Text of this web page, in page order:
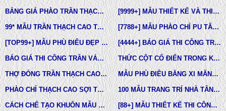
BẢNG GIÁ PHÀO TRẦN THẠCH CAO TÂN CỔ ĐIỂN [9999+] MẪU THIẾT KẾ VÀ THI CÔNG TRẦN THẠCH CAO ĐẸP
99* MẪU TRẦN THẠCH CAO TÂN CỔ ĐIỂN ĐẸP NHẤT HIỆN NAY [7788+] MẪU PHÀO CHỈ PU TÂN CỔ ĐIỂN ĐẸP NHẤT HIỆN NAY
[TOP99+] MẪU PHÙ ĐIÊU ĐẸP TRONG THIẾT KẾ KIẾN TRÚC [4444+] BÁO GIÁ THI CÔNG TRỌN GÓI PHÀO CHỈ PU MỚI NHẤT
BÁO GIÁ THI CÔNG TRẦN VÁCH THẠCH CAO TRỌN GÓI THỨC CỘT CỔ ĐIỂN TRONG KIẾN TRÚC
THỢ ĐÓNG TRẦN THẠCH CAO GIÁ RẺ Ở TPHCM MẪU PHÙ ĐIÊU BẰNG XI MĂNG ĐÚC SẴN NHÀ PHỐ BIỆT THỰ LÂU ĐÀI TOÀN QUỐC
PHÀO CHỈ THẠCH CAO SỢI THỦY TINH 100 MẪU TRANG TRÍ NHÀ TÂN CỔ ĐIỂN
CÁCH CHẾ TẠO KHUÔN MẪU COMPOSITE ĐÚC BÊ TÔNG -XI MĂNG-THẠCH CAO CÁC LOẠI [88+] MẪU THIẾT KẾ THI CÔNG TRẦN THẠCH CAO TÂN CỔ ĐIỂN MỚI NHẤT